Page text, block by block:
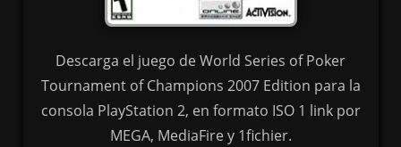
Descarga el juego de World Series of Poker
Tournament of Champions 2007 Edition para la
consola PlayStation 2, en formato ISO 1 link por
MEGA, MediaFire y 1fichier.